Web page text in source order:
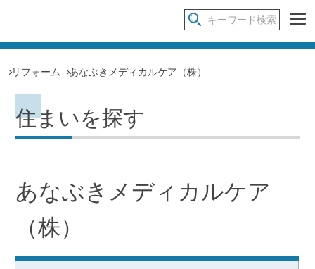
リフォーム あなぶきメディカルケア（株）
住まいを探す
あなぶきメディカルケア
（株）